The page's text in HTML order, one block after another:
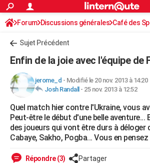
ACTUALITÉS
Politique
Société
Faits Divers
Education
Monde
Villes
+
FINANCE
Retraite
Impôts
Epargne
Immobilier
Risques naturels par ville
Banque
Assurance
Crédit
AUTO
Essais
Réserver un essai
Citadines
Berlines
SUV
Forum auto
+HIGH-TECH
Mobiles
Meilleur smartphone
Internet
Ordinateurs
Jeux vidéo
Guide high-tech
+BRICOLAGE
Forum
Aménagement intérieur
Extérieur
Cuisine
Salle de bains
Jardinage
Rangement
WEEK-END
S'inscrire
Connexion
Forum Discussions générales Café des
Sujet Précédent
Enfin de la joie avec l'équipe de
jerome_d - Modifié le 20 nov. 2013 à 14:20
Josh Randall - 25 nov. 2013 à 12:52
Quel match hier contre l'Ukraine, vous
Peut-être le début d'une belle aventure...
des joueurs qui vont être durs à déloger
Cabaye, Sakho, Pogba... Vous en
Répondre (3) Partager